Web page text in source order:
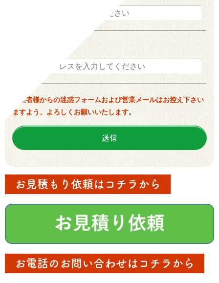
※業者様からの迷惑フォームおよび営業メールはお控え下さい
ますよう、よろしくお願いいたします。
お見積もり依頼はコチラから
お電話のお問い合わせはコチラから